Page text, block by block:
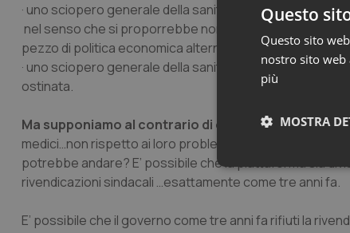
· uno sciopero generale della sanità obbligherebbe a
nel senso che si proporrebbe non come una semplice
pezzo di politica economica alternativa (ci ritornerò
· uno sciopero generale della sanità non può esaurirsi
ostinata.
Ma supponiamo al contrario di organizzare uno
medici…non rispetto ai loro problemi che sono
potrebbe andare? E’ possibile che la piattaforma sia
rivendicazioni sindacali …esattamente come tre anni fa.
E’ possibile che il governo come tre anni fa rifiuti la
Questo
Questo sito
nostro sito web
più
MOSTRA